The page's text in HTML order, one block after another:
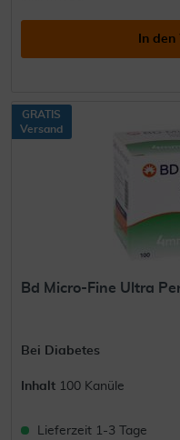
In den
GRATIS
Versand
Bd Micro-Fine Ultra
Bei Diabetes
Inhalt 100 Kanüle
Lieferzeit 1-3 Tage